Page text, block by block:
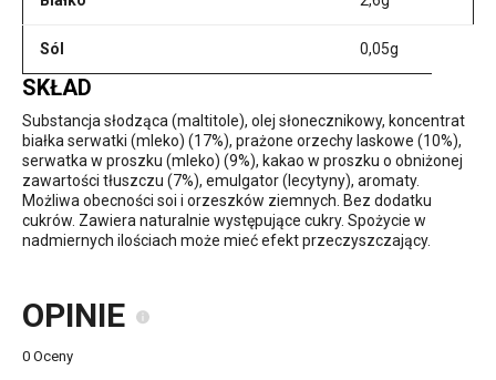
Sól 0,05g
SKŁAD
Substancja słodząca (maltitole), olej słonecznikowy, koncentrat
białka serwatki (mleko) (17%), prażone orzechy laskowe (10%),
serwatka w proszku (mleko) (9%), kakao w proszku o obniżonej
zawartości tłuszczu (7%), emulgator (lecytyny), aromaty.
Możliwa obecności soi i orzeszków ziemnych. Bez dodatku
cukrów. Zawiera naturalnie występujące cukry. Spożycie w
nadmiernych ilościach może mieć efekt przeczyszczający.
OPINIE
0 Oceny